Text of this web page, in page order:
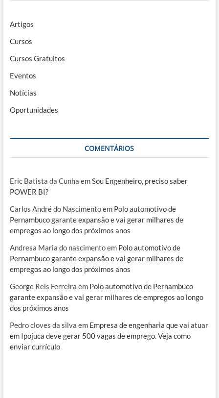
Artigos
Cursos
Cursos Gratuitos
Eventos
Notícias
Oportunidades
COMENTÁRIOS
Eric Batista da Cunha emSou Engenheiro, preciso saber
POWER BI?
Carlos André do Nascimentoem Polo automotivo de
Pernambuco garante expansão e vai gerar milhares de
empregos ao longo dos próximos anos
Andresa Maria do nascimentoem Polo automotivo de
Pernambuco garante expansão e vai gerar milhares de
empregos ao longo dos próximos anos
George Reis Ferreira em Polo automotivo de Pernambuco
garante expansão e vai gerar milhares de empregos ao longo
dos próximos anos
Pedro cloves da silva em Empresa de engenharia que vai atuar
em Ipojuca deve gerar 500 vagas de emprego. Veja como
enviar currículo